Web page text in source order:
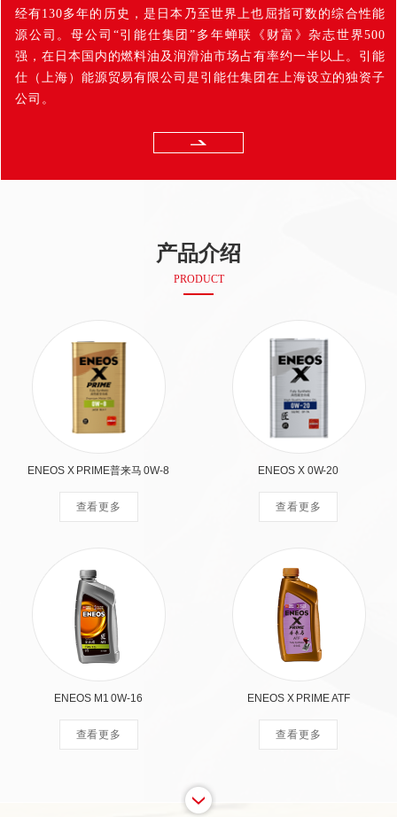
经有130多年的历史，是日本乃至世界上也屈指可数的综合性能
源公司。母公司“引能仕集团”多年蝉联《财富》杂志世界500
强，在日本国内的燃料油及润滑油市场占有率约一半以上。引能
仕（上海）能源贸易有限公司是引能仕集团在上海设立的独资子
公司。
产品介绍
PRODUCT
ENEOS X PRIME普来马 0W-8
查看更多
ENEOS X 0W-20
查看更多
ENEOS M1 0W-16
查看更多
ENEOS X PRIME ATF
查看更多